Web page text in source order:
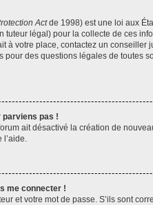
Actde 1998) est une loi aux
tuteur légal) pour la collecte de ces
à votre place, contactez un
pour des questions légales de toutes
parviens pas !
ait désactivé la création de
l’aide.
me connecter !
et votre mot de passe. S’ils sont